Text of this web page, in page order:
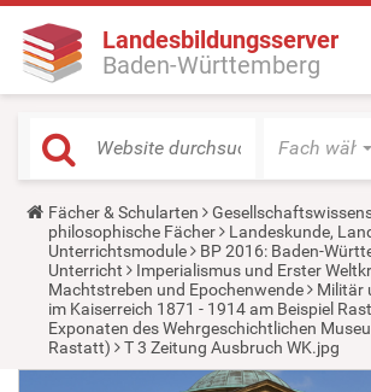
Landesbildungsserver
Baden-Württemberg
Fach
Y
o
u
a
r
e
h
e
r
Fächer & Schularten
philosophische Fächer
Landeskunde,
Unterrichtsmodule
BP 2016: Baden-
Unterricht
Imperialismus und Erster
Machtstreben und Epochenwende
Militär
im Kaiserreich 1871 - 1914 am Beispiel
Exponaten des Wehrgeschichtlichen
Rastatt)
T 3 Zeitung Ausbruch WK.jpg